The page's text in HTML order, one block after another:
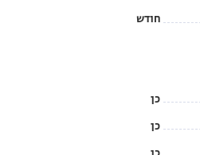
חודש
כן
כן